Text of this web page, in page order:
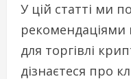
У цій статті ми
для торгівлі
дізнаєтеся про